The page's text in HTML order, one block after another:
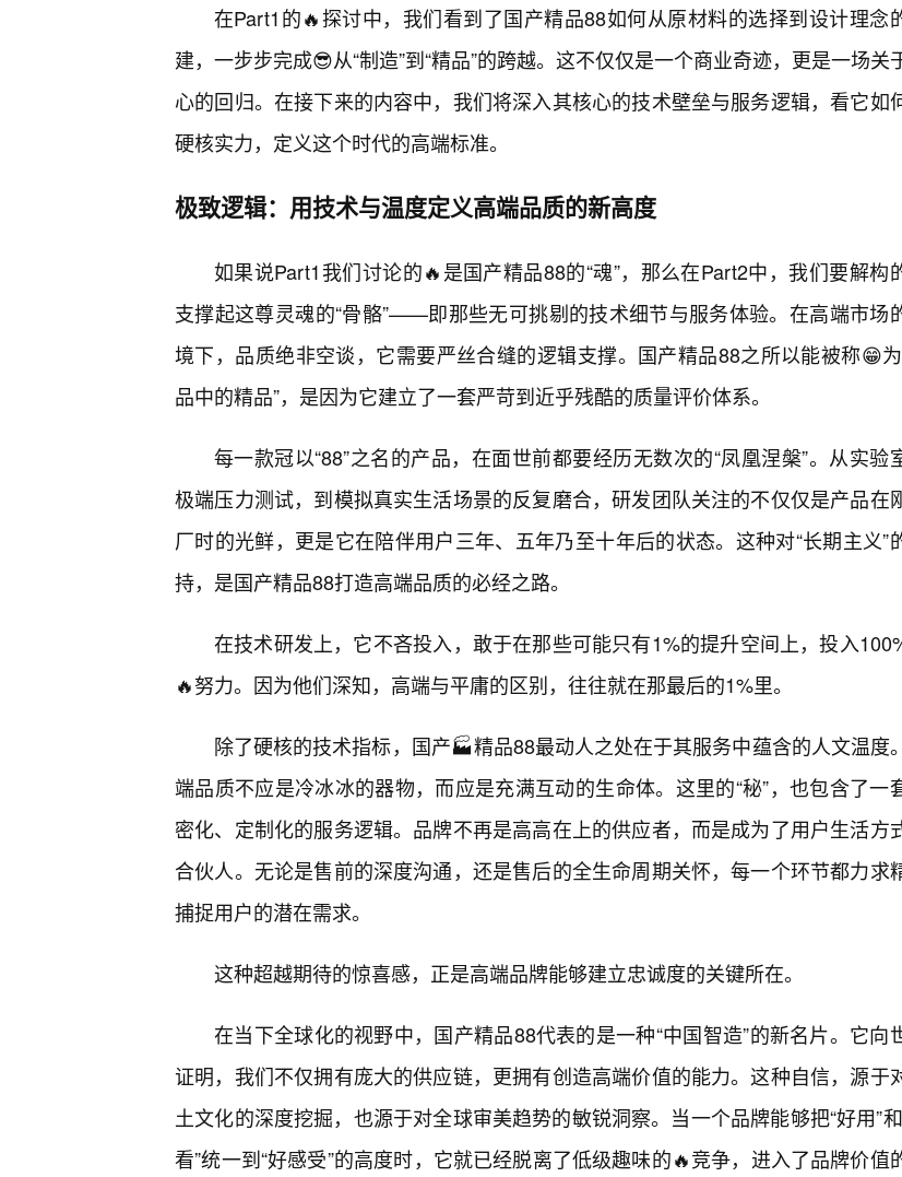
在Part1的🔥探讨中，我们看到了国产精品88如何从原材料的选择到设计理念
建，一步步完成😎从“制造”到“精品”的跨越。这不仅仅是一个商业奇迹，更是一场关
心的回归。在接下来的内容中，我们将深入其核心的技术壁垒与服务逻辑，看它如
硬核实力，定义这个时代的高端标准。
极致逻辑：用技术与温度定义高端品质的新高度
如果说Part1我们讨论的🔥是国产精品88的“魂”，那么在Part2中，我们要解构
支撑起这尊灵魂的“骨骼”——即那些无可挑剔的技术细节与服务体验。在高端市场
境下，品质绝非空谈，它需要严丝合缝的逻辑支撑。国产精品88之所以能被称😁
品中的精品”，是因为它建立了一套严苛到近乎残酷的质量评价体系。
每一款冠以“88”之名的产品，在面世前都要经历无数次的“凤凰涅槃”。从实验
极端压力测试，到模拟真实生活场景的反复磨合，研发团队关注的不仅仅是产品在
厂时的光鲜，更是它在陪伴用户三年、五年乃至十年后的状态。这种对“长期主义”
持，是国产精品88打造高端品质的必经之路。
在技术研发上，它不吝投入，敢于在那些可能只有1%的提升空间上，投入
🔥努力。因为他们深知，高端与平庸的区别，往往就在那最后的1%里。
除了硬核的技术指标，国产🏭精品88最动人之处在于其服务中蕴含的人文温度
端品质不应是冷冰冰的器物，而应是充满互动的生命体。这里的“秘”，也包含了一
密化、定制化的服务逻辑。品牌不再是高高在上的供应者，而是成为了用户生活方
合伙人。无论是售前的深度沟通，还是售后的全生命周期关怀，每一个环节都力求
捕捉用户的潜在需求。
这种超越期待的惊喜感，正是高端品牌能够建立忠诚度的关键所在。
在当下全球化的视野中，国产精品88代表的是一种“中国智造”的新名片。它向
证明，我们不仅拥有庞大的供应链，更拥有创造高端价值的能力。这种自信，源于
土文化的深度挖掘，也源于对全球审美趋势的敏锐洞察。当一个品牌能够把“好用”
看”统一到“好感受”的高度时，它就已经脱离了低级趣味的🔥竞争，进入了品牌价值